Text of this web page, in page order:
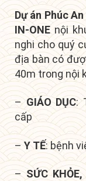
Dự án Phúc
IN-ONE nội
nghi cho quý
địa bàn có
40m trong nội
– GIÁO DỤC:
cấp
– Y TẾ: bệnh
– SỨC